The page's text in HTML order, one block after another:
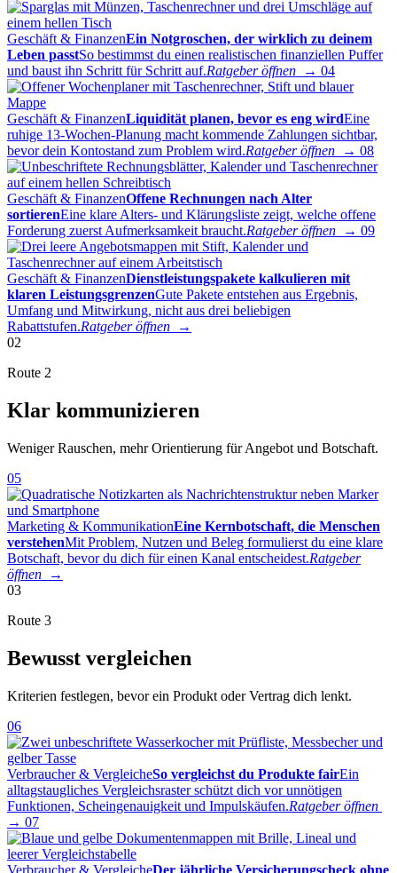
Geschäft & FinanzenEin Notgroschen, der wirklich zu deinem
Leben passtSo bestimmst du einen realistischen finanziellen Puffer
und baust ihn Schritt für Schritt auf.Ratgeber öffnen → 04
Geschäft & FinanzenLiquidität planen, bevor es eng wirdEine
ruhige 13-Wochen-Planung macht kommende Zahlungen sichtbar,
bevor dein Kontostand zum Problem wird.Ratgeber öffnen → 08
Geschäft & FinanzenOffene Rechnungen nach Alter
sortierenEine klare Alters- und Klärungsliste zeigt, welche offene
Forderung zuerst Aufmerksamkeit braucht.Ratgeber öffnen → 09
Geschäft & FinanzenDienstleistungspakete kalkulieren mit
klaren LeistungsgrenzenGute Pakete entstehen aus Ergebnis,
Umfang und Mitwirkung, nicht aus drei beliebigen
Rabattstufen.Ratgeber öffnen →
02
Route 2
Klar kommunizieren
Weniger Rauschen, mehr Orientierung für Angebot und Botschaft.
05
Marketing & KommunikationEine Kernbotschaft, die Menschen
verstehenMit Problem, Nutzen und Beleg formulierst du eine klare
Botschaft, bevor du dich für einen Kanal entscheidest.Ratgeber
öffnen →
03
Route 3
Bewusst vergleichen
Kriterien festlegen, bevor ein Produkt oder Vertrag dich lenkt.
06
Verbraucher & VergleicheSo vergleichst du Produkte fairEin
alltagstaugliches Vergleichsraster schützt dich vor unnötigen
Funktionen, Scheingenauigkeit und Impulskäufen.Ratgeber öffnen
→ 07
Verbraucher & VergleicheDer jährliche Versicherungscheck ohne